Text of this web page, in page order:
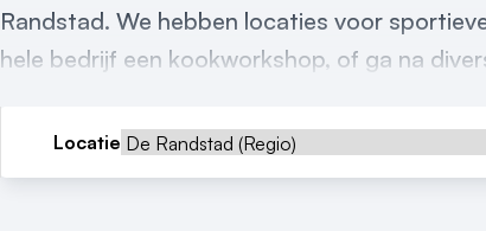
Randstad. We hebben locaties voor
hele bedrijf een kookworkshop, of ga na
Locatie